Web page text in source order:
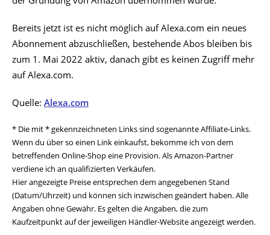
Bereits jetzt ist es nicht möglich auf Alexa.com ein neues
Abonnement abzuschließen, bestehende Abos bleiben bis
zum 1. Mai 2022 aktiv, danach gibt es keinen Zugriff mehr
auf Alexa.com.
Quelle: Alexa.com
* Die mit * gekennzeichneten Links sind sogenannte Affiliate-Links.
Wenn du über so einen Link einkaufst, bekomme ich von dem
betreffenden Online-Shop eine Provision. Als Amazon-Partner
verdiene ich an qualifizierten Verkäufen.
Hier angezeigte Preise entsprechen dem angegebenen Stand
(Datum/Uhrzeit) und können sich inzwischen geändert haben. Alle
Angaben ohne Gewähr. Es gelten die Angaben, die zum
Kaufzeitpunkt auf der jeweiligen Händler-Website angezeigt werden.